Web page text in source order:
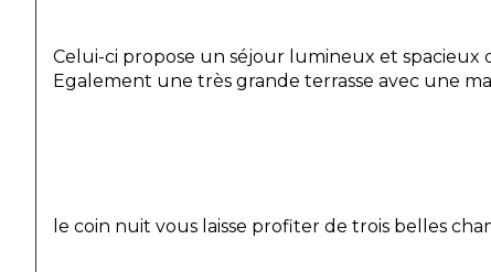
Celui-ci propose un séjour lumineux et
Egalement une très grande terrasse avec une
le coin nuit vous laisse profiter de trois belles